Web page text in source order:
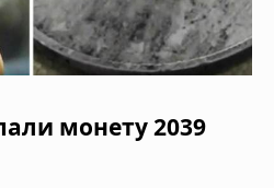
монету 2039